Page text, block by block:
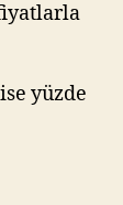
yüzde